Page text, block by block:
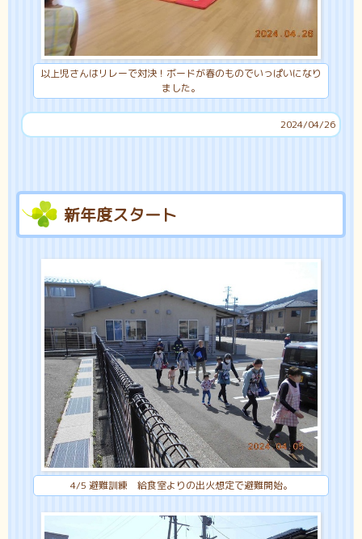
以上児さんはリレーで対決！ボードが春のものでいっぱいになり
ました。
2024/04/26
新年度スタート
4/5 避難訓練 給食室よりの出火想定で避難開始。